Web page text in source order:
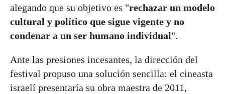
alegando que su objetivo es "rechazar un modelo
cultural y político que sigue vigente y no
condenar a un ser humano individual".
Ante las presiones incesantes, la dirección del
festival propuso una solución sencilla: el cineasta
israelí presentaría su obra maestra de 2011,